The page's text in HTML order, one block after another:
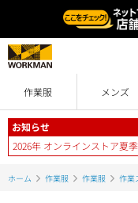
作業服 メンズ
お知らせ
2026年 オンラインストア夏
ホーム 作業服 作業服 作業